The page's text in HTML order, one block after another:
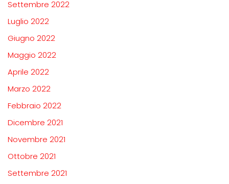
Settembre 2022
Luglio 2022
Giugno 2022
Maggio 2022
Aprile 2022
Marzo 2022
Febbraio 2022
Dicembre 2021
Novembre 2021
Ottobre 2021
Settembre 2021